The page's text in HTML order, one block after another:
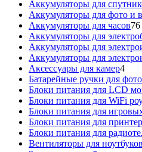
Аккумуляторы для
Аккумуляторы для фото и
Аккумуляторы для часов76
Аккумуляторы для
Аккумуляторы для
Аккумуляторы для
Аксессуары для камер44
Батарейные ручки для
Блоки питания для LCD
Блоки питания для WiFi
Блоки питания для
Блоки питания для
Блоки питания для
Вентиляторы для ноутбуков